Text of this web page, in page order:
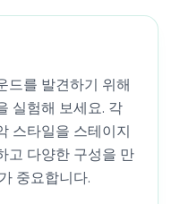
드를 발견하기 위해
실험해 보세요. 각
스타일을 스테이지
고 다양한 구성을 만
중요합니다.